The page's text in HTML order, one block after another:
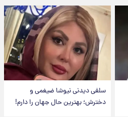
سلفی دیدنی نیوشا ضیغمی و
دخترش؛ بهترین حال جهان را دارم!